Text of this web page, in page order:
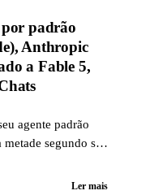
padrão
Anthropic
a Fable 5,
agente padrão
segundo seu
3.11 adiciona os
Ler mais